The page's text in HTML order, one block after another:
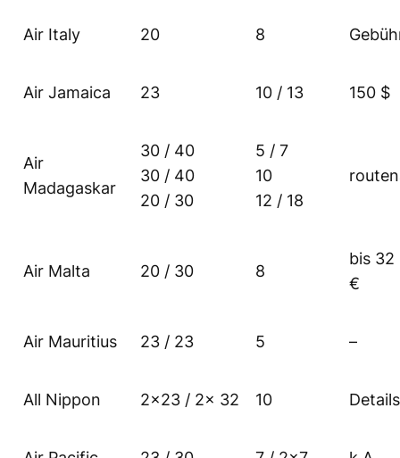
Air Italy 20 8
Air Jamaica 23 10 / 13 150 $
Air
Madagaskar
30 / 40
30 / 40
20 / 30
5 / 7
10
12 / 18
Air Malta 20 / 30 8
bis 32
€
Air Mauritius 23 / 23 5 –
All Nippon 2×23 / 2x 32 10